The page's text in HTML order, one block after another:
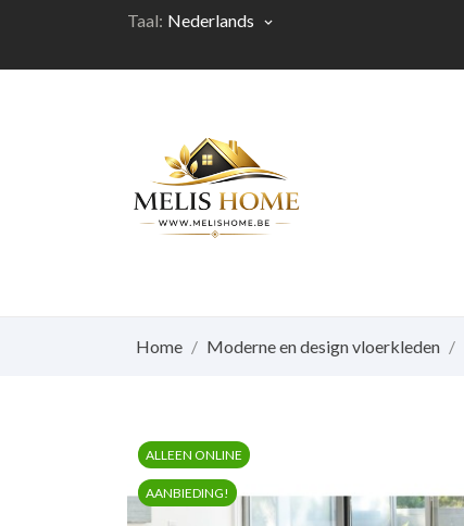
Taal: Nederlands keyboard_arrow_down
Home Moderne en design vloerkleden
ALLEEN ONLINE
AANBIEDING!